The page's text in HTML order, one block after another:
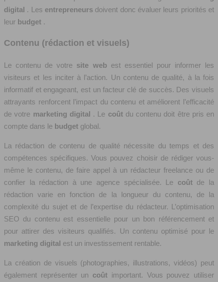
digital . Les entrepreneurs doivent donc évaluer leurs priorités et
leur budget .
Contenu (rédaction et visuels)
Le contenu de votre site web est essentiel pour informer les
visiteurs et les inciter à l’action. Un contenu de qualité, à la fois
informatif et engageant, est un facteur clé de succès. Des visuels
attrayants renforcent l’impact du contenu et améliorent l’efficacité
de votre marketing digital . Le coût du contenu doit être pris en
compte dans le budget global.
La rédaction de contenu de qualité nécessite du temps et des
compétences spécifiques. Vous pouvez choisir de rédiger vous-
même le contenu, de faire appel à un rédacteur freelance ou de
confier la rédaction à une agence spécialisée. Le coût de la
rédaction varie en fonction de la longueur du contenu, de la
complexité du sujet et de l’expertise du rédacteur. L’optimisation
SEO du contenu est essentielle pour un bon référencement et
pour attirer des visiteurs qualifiés. Un contenu optimisé pour le
marketing digital est un investissement rentable.
La création de visuels (photographies, illustrations, vidéos) peut
également représenter un coût important. Vous pouvez utiliser